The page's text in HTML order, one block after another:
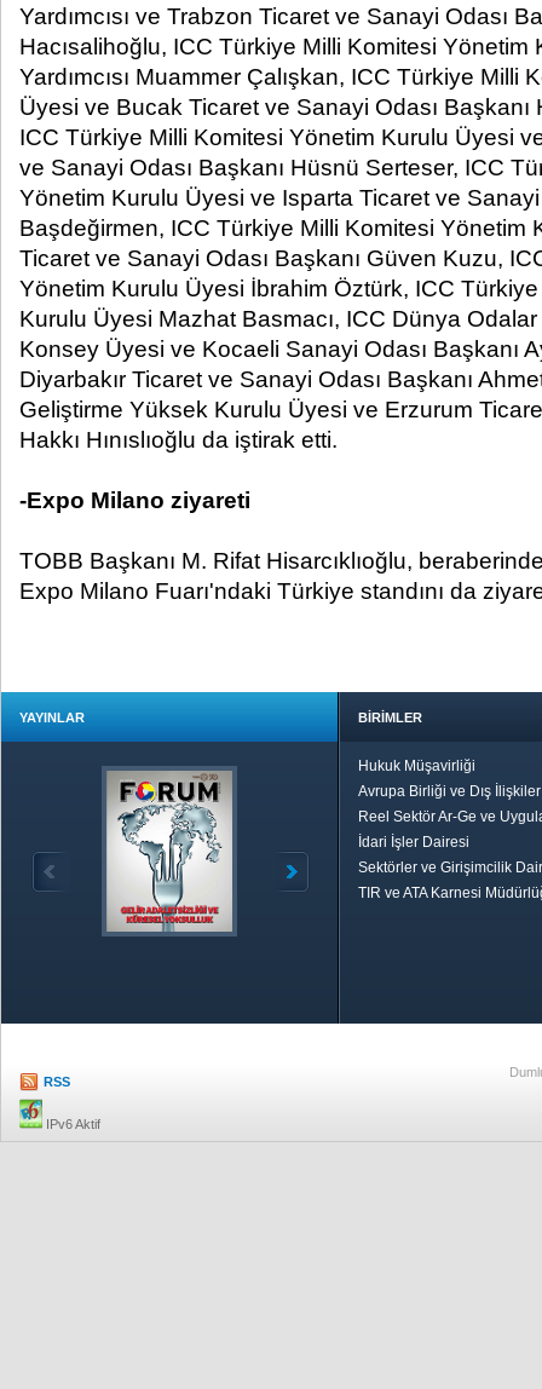
Yardımcısı ve Trabzon Ticaret ve Sanayi Odası
Hacısalihoğlu, ICC Türkiye Milli Komitesi Yönetim
Yardımcısı Muammer Çalışkan, ICC Türkiye Milli
Üyesi ve Bucak Ticaret ve Sanayi Odası Başkanı
ICC Türkiye Milli Komitesi Yönetim Kurulu Üyesi
ve Sanayi Odası Başkanı Hüsnü Serteser, ICC
Yönetim Kurulu Üyesi ve Isparta Ticaret ve
Başdeğirmen, ICC Türkiye Milli Komitesi Yönetim
Ticaret ve Sanayi Odası Başkanı Güven Kuzu,
Yönetim Kurulu Üyesi İbrahim Öztürk, ICC
Kurulu Üyesi Mazhat Basmacı, ICC Dünya
Konsey Üyesi ve Kocaeli Sanayi Odası Başkanı
Diyarbakır Ticaret ve Sanayi Odası Başkanı
Geliştirme Yüksek Kurulu Üyesi ve Erzurum
Hakkı Hınıslıoğlu da iştirak etti.
-Expo Milano ziyareti
TOBB Başkanı M. Rifat Hisarcıklıoğlu,
Expo Milano Fuarı'ndaki Türkiye standını da
YAYINLAR BİRİMLER
Hukuk Müşavirliği
Avrupa Birliği ve Dış
Reel Sektör Ar-Ge ve
İdari İşler Dairesi
Sektörler ve Girişimcilik
TIR ve ATA Karnesi
RSS
IPv6 Aktif